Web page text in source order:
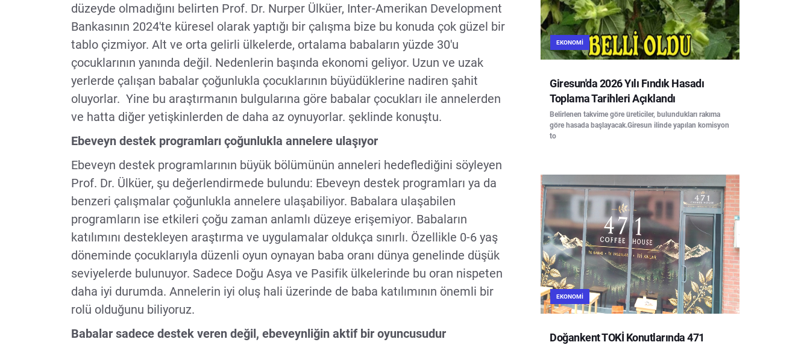
düzeyde olmadığını belirten Prof. Dr. Nurper Ülküer, Inter-Amerikan Development
Bankasının 2024'te küresel olarak yaptığı bir çalışma bize bu konuda çok güzel bir
tablo çizmiyor. Alt ve orta gelirli ülkelerde, ortalama babaların yüzde 30'u
çocuklarının yanında değil. Nedenlerin başında ekonomi geliyor. Uzun ve uzak
yerlerde çalışan babalar çoğunlukla çocuklarının büyüdüklerine nadiren şahit
oluyorlar. Yine bu araştırmanın bulgularına göre babalar çocukları ile annelerden
ve hatta diğer yetişkinlerden de daha az oynuyorlar. şeklinde konuştu.
Ebeveyn destek programları çoğunlukla annelere ulaşıyor
Ebeveyn destek programlarının büyük bölümünün anneleri hedeflediğini söyleyen
Prof. Dr. Ülküer, şu değerlendirmede bulundu: Ebeveyn destek programları ya da
benzeri çalışmalar çoğunlukla annelere ulaşabiliyor. Babalara ulaşabilen
programların ise etkileri çoğu zaman anlamlı düzeye erişemiyor. Babaların
katılımını destekleyen araştırma ve uygulamalar oldukça sınırlı. Özellikle 0-6 yaş
döneminde çocuklarıyla düzenli oyun oynayan baba oranı dünya genelinde düşük
seviyelerde bulunuyor. Sadece Doğu Asya ve Pasifik ülkelerinde bu oran nispeten
daha iyi durumda. Annelerin iyi oluş hali üzerinde de baba katılımının önemli bir
rolü olduğunu biliyoruz.
Babalar sadece destek veren değil, ebeveynliğin aktif bir oyuncusudur
EKONOMI
Giresun'da 2026 Yılı Fındık Hasadı
Toplama Tarihleri Açıklandı
Belirlenen takvime göre üreticiler, bulundukları rakıma
göre hasada başlayacak.Giresun ilinde yapılan komisyon
to
EKONOMI
Doğankent TOKİ Konutlarında 471